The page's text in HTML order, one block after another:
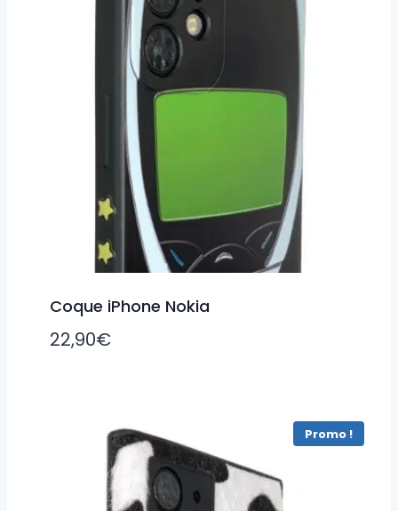
Coque iPhone Nokia
22,90€
Promo !